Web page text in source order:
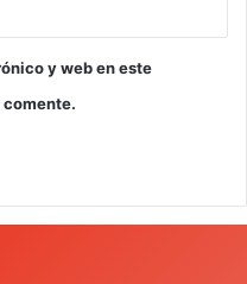
y web en este
comente.